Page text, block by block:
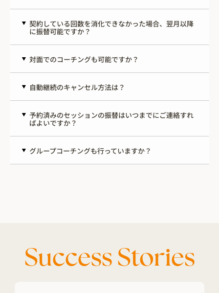
契約している回数を消化できなかった場合、翌月以降
に振替可能ですか？
対面でのコーチングも可能ですか？
自動継続のキャンセル方法は？
予約済みのセッションの振替はいつまでにご連絡すれ
ばよいですか？
グループコーチングも行っていますか？
Success Stories